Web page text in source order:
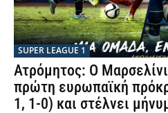
SUPER LEAGUE 1
Ατρόμητος: Ο
πρώτη ευρωπαϊκή
1, 1-0) και στέλνει